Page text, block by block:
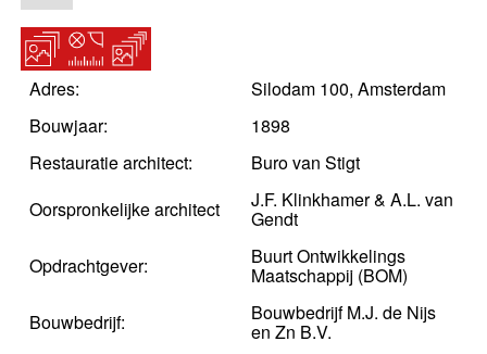
open-
gallery
open-
gallery
open-
gallery
Adres:
Silodam 100, Amsterdam
Bouwjaar:
1898
Restauratie architect:
Buro van Stigt
Oorspronkelijke architect
J.F. Klinkhamer & A.L. van
Gendt
Opdrachtgever:
Buurt Ontwikkelings
Maatschappij (BOM)
Bouwbedrijf:
Bouwbedrijf M.J. de Nijs
en Zn B.V.